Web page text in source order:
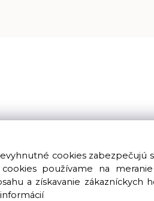
– 2026 LIOLUS s.r.o. Všetky práva vyhradené.
cookies zabezpečujú
používame na meranie
a získavanie zákazníckych